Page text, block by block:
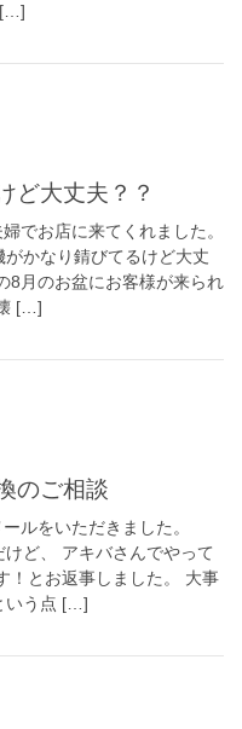
[…]
ど大丈夫？？
でお店に来てくれました。
がかなり錆びてるけど大丈
8月のお盆にお客様が来られ
[…]
換のご相談
ルをいただきました。
けど、 アキバさんでやって
！とお返事しました。 大事
いう点 […]